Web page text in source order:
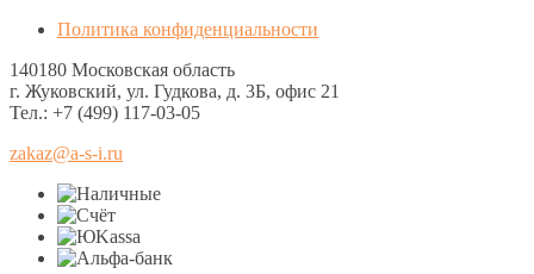
Политика конфиденциальности
140180 Московская область
г. Жуковский, ул. Гудкова, д. 3Б, офис 21
Тел.: +7 (499) 117-03-05
zakaz@a-s-i.ru